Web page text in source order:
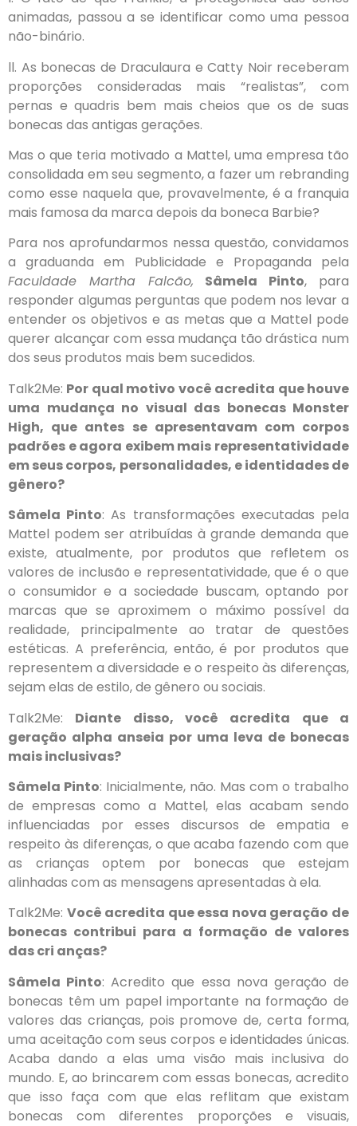
animadas, passou a se identificar como uma pessoa
não-binário.
ll. As bonecas de Draculaura e Catty Noir receberam
proporções consideradas mais “realistas”, com
pernas e quadris bem mais cheios que os de suas
bonecas das antigas gerações.
Mas o que teria motivado a Mattel, uma empresa tão
consolidada em seu segmento, a fazer um rebranding
como esse naquela que, provavelmente, é a franquia
mais famosa da marca depois da boneca Barbie?
Para nos aprofundarmos nessa questão, convidamos
a graduanda em Publicidade e Propaganda pela
Faculdade Martha Falcão,
Sâmela Pinto, para
responder algumas perguntas que podem nos levar a
entender os objetivos e as metas que a Mattel pode
querer alcançar com essa mudança tão drástica num
dos seus produtos mais bem sucedidos.
Talk2Me: Por qual motivo você acredita que houve
uma mudança no visual das bonecas Monster
High, que antes se apresentavam com corpos
padrões e agora exibem mais representatividade
em seus corpos, personalidades, e identidades de
gênero?
Sâmela Pinto: As transformações executadas pela
Mattel podem ser atribuídas à grande demanda que
existe, atualmente, por produtos que refletem os
valores de inclusão e representatividade, que é o que
o consumidor e a sociedade buscam, optando por
marcas que se aproximem o máximo possível da
realidade, principalmente ao tratar de questões
estéticas. A preferência, então, é por produtos que
representem a diversidade e o respeito às diferenças,
sejam elas de estilo, de gênero ou sociais.
Talk2Me: Diante disso, você acredita que a
geração alpha anseia por uma leva de bonecas
mais inclusivas?
Sâmela Pinto: Inicialmente, não. Mas com o trabalho
de empresas como a Mattel, elas acabam sendo
influenciadas por esses discursos de empatia e
respeito às diferenças, o que acaba fazendo com que
as crianças optem por bonecas que estejam
alinhadas com as mensagens apresentadas à ela.
Talk2Me: Você acredita que essa nova geração de
bonecas contribui para a formação de valores
das cri anças?
Sâmela Pinto: Acredito que essa nova geração de
bonecas têm um papel importante na formação de
valores das crianças, pois promove de, certa forma,
uma aceitação com seus corpos e identidades únicas.
Acaba dando a elas uma visão mais inclusiva do
mundo. E, ao brincarem com essas bonecas, acredito
que isso faça com que elas reflitam que existam
bonecas com diferentes proporções e visuais,